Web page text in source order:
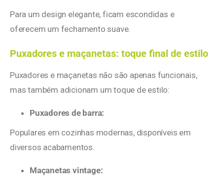
Para um design elegante, ficam escondidas e
oferecem um fechamento suave.
Puxadores e maçanetas: toque final de estilo
Puxadores e maçanetas não são apenas funcionais,
mas também adicionam um toque de estilo:
Puxadores de barra:
Populares em cozinhas modernas, disponíveis em
diversos acabamentos.
Maçanetas vintage: